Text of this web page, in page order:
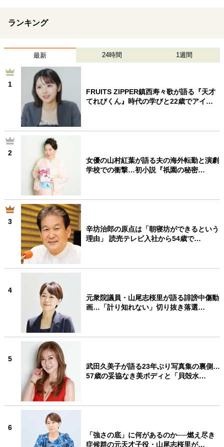
ランキング
最新 24時間 1週間
1
FRUITS ZIPPER鎮西寿々歌が語る『天才
てれびくん』時代の学びと22歳でアイ…
2
女優の山村紅葉が語る夫の海外転勤と演劇
学校での衝撃…初小説『祇園の秘密…
3
辛坊治郎の原点は「朝寝坊ができるという
理由」 読売テレビ入社から54歳で…
4
元衆院議員・山尾志桜里が語る誹謗中傷動
画…「計り知れない」切り抜き落選…
5
武田久美子が語る23年ぶり写真集の裏側…
57歳の妥協なき美ボディと「貝殻水…
6
「強さの底」に何があるのか──燃え尽き
症候群の元天才子役・山尾志桜里が…